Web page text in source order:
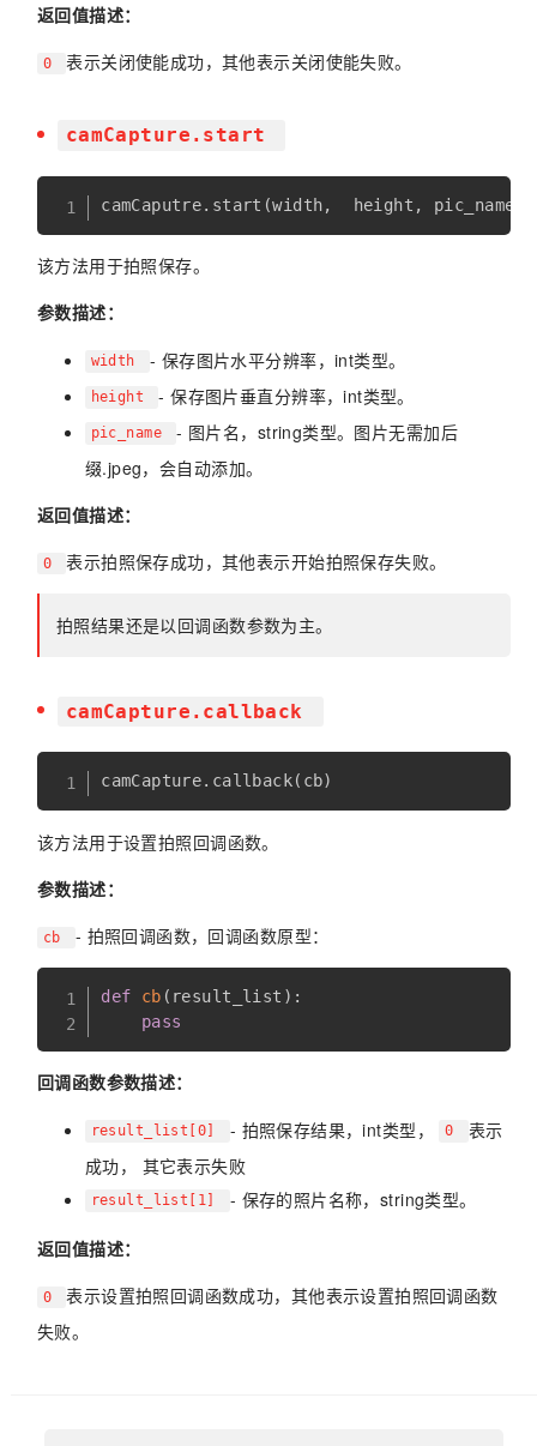
返回值描述：
0 表示关闭使能成功，其他表示关闭使能失败。
camCapture.start
camCaputre. start (width,
  height
, pic_name
该方法用于拍照保存。
参数描述：
width - 保存图片水平分辨率，int类型。
height - 保存图片垂直分辨率，int类型。
pic_name
- 图片名，string类型。图片无需加后
缀.jpeg，会自动添加。
返回值描述：
0 表示拍照保存成功，其他表示开始拍照保存失败。
拍照结果还是以回调函数参数为主。
camCapture.callback
camCapture. callback( cb)
该方法用于设置拍照回调函数。
参数描述：
cb - 拍照回调函数，回调函数原型：
def cb ( result_list ) :
pass
回调函数参数描述：
result_list[0] - 拍照保存结果，int类型， 0
表示
成功， 其它表示失败
result_list[1] - 保存的照片名称，string类型。
返回值描述：
0
表示设置拍照回调函数成功，其他表示设置拍照回调函数
失败。